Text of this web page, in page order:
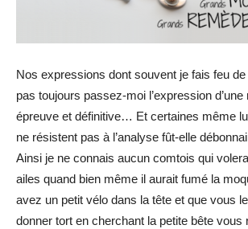
Nos expressions dont souvent je fais feu
pas toujours passez-moi l’expression
épreuve et définitive… Et certaines même
ne résistent pas à l’analyse fût-elle
Ainsi je ne connais aucun comtois qui
ailes quand bien même il aurait fumé la
avez un petit vélo dans la tête et que vous
donner tort en cherchant la petite bête vous